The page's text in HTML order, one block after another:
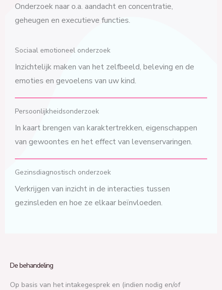
Onderzoek naar o.a. aandacht en concentratie,
geheugen en executieve functies.
Sociaal emotioneel onderzoek
Inzichtelijk maken van het zelfbeeld, beleving en de
emoties en gevoelens van uw kind.
Persoonlijkheidsonderzoek
In kaart brengen van karaktertrekken, eigenschappen
van gewoontes en het effect van levenservaringen.
Gezinsdiagnostisch onderzoek
Verkrijgen van inzicht in de interacties tussen
gezinsleden en hoe ze elkaar beïnvloeden.
De behandeling
Op basis van het intakegesprek en (indien nodig en/of